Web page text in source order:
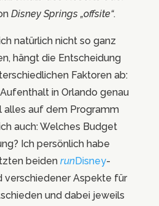
Disney Springs „offsite“.
natürlich nicht so ganz
hängt die Entscheidung
Faktoren ab:
in Orlando genau
alles auf dem Programm
auch: Welches Budget
Ich persönlich habe
beiden runDisney-
verschiedener Aspekte für
und dabei jeweils